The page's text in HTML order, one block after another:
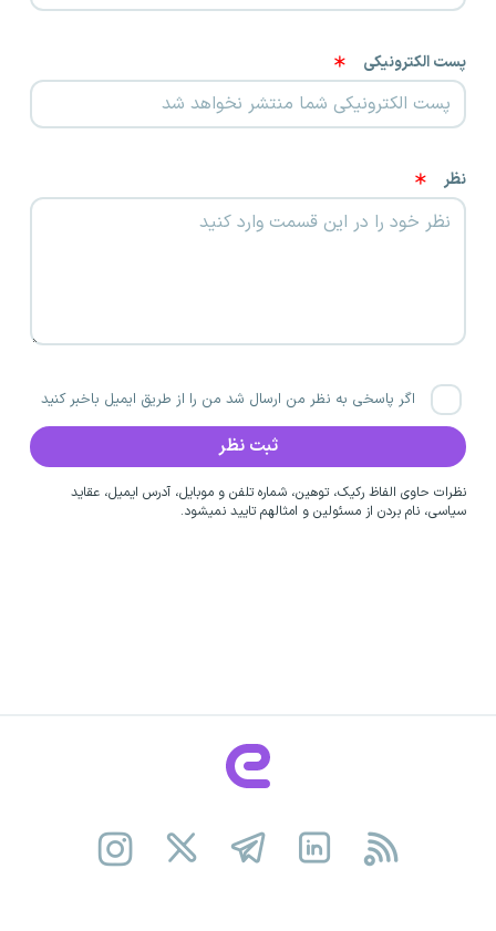
پست الکترونیکی
نظر
اگر پاسخی به نظر من ارسال شد من را از طریق ایمیل باخبر کنید
نظرات حاوی الفاظ رکیک، توهین، شماره تلفن و موبایل، آدرس ایمیل، عقاید
سیاسی، نام بردن از مسئولین و امثالهم تایید نمیشود.